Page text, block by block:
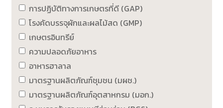
การปฏิบัติทางการเกษตรที่ดี (GAP)
โรงคัดบรรจุผักและผลไม้สด (GMP)
เกษตรอินทรีย์
ความปลอดภัยอาหาร
อาหารฮาลาล
มาตรฐานผลิตภัณฑ์ชุมชน (มผช.)
มาตรฐานผลิตภัณฑ์อุตสาหกรม (มอก.)